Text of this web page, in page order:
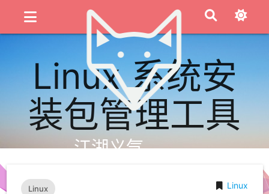
江湖义气
Linux 系统安
装包管理工具
Linux Linux